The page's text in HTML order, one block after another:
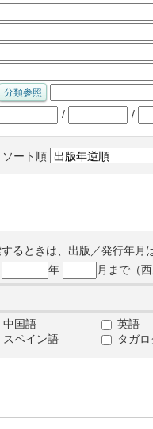
/ /
ソート順
るときは、出版／発行年月
年 月まで（
中国語 英語
スペイン語 タガ